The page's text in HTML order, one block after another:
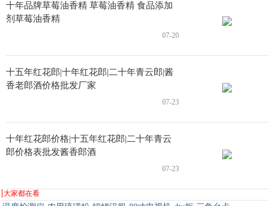
十年品牌草莓油香精 草莓油香精 食品添加
剂草莓油香精
07-20
十五年红花郎|十年红花郎|二十年青云郎|酱
香老郎酒价格批发厂家
07-23
十年红花郎价格|十五年红花郎|二十年青云
郎价格表批发酱香郎酒
07-23
大家都在看